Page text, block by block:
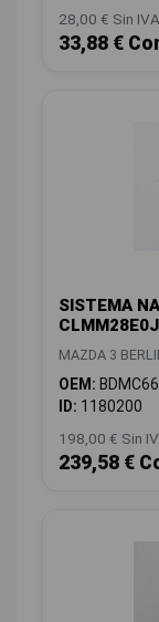
28,00 € Sin IVA
33,88 €
SISTEMA
MAZDA 3
OEM:
ID: 1180200
198,00 € Sin
239,58 €